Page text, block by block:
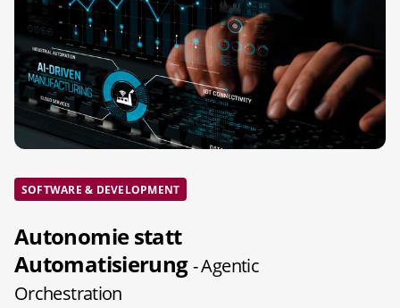
SOFTWARE & DEVELOPMENT
Autonomie statt
Automatisierung- Agentic
Orchestration